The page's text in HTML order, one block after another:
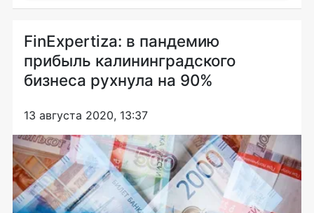
FinExpertiza: в пандемию
прибыль калининградского
бизнеса рухнула на 90%
13 августа 2020, 13:37